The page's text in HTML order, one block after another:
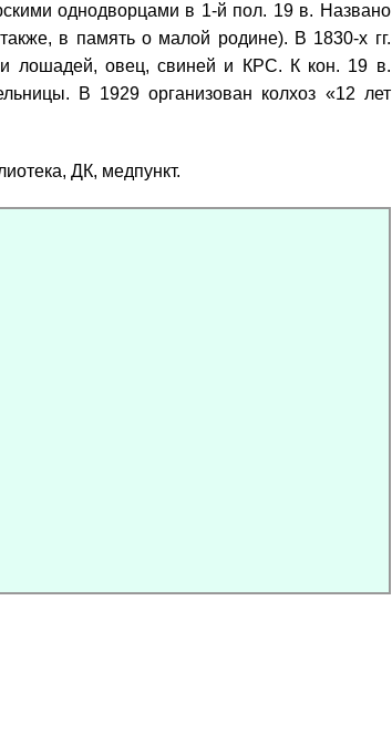
однодворцами в 1-й пол. 19 в. Названо
в память о малой родине). В 1830-х гг.
лошадей, овец, свиней и КРС. К кон. 19 в.
В 1929 организован колхоз «12 лет
ДК, медпункт.